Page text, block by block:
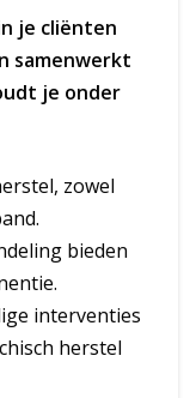
je cliënten
samenwerkt
je onder
zowel
bieden
interventies
herstel